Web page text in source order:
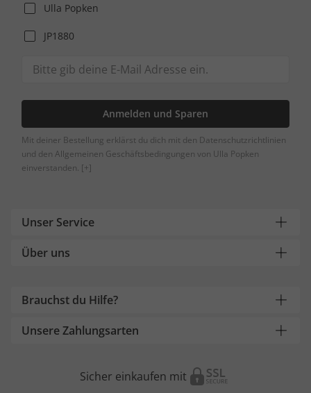
Ulla Popken
JP1880
Anmelden und Sparen
Mit deiner Bestellung erklärst du dich mit den Datenschutzrichtlinien
und den Allgemeinen Geschäftsbedingungen von Ulla Popken
einverstanden. [+]
Unser Service
Über uns
Brauchst du Hilfe?
Unsere Zahlungsarten
Sicher einkaufen mit